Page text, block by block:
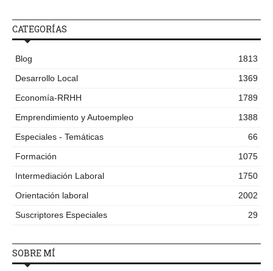
CATEGORÍAS
Blog
1813
Desarrollo Local
1369
Economía-RRHH
1789
Emprendimiento y Autoempleo
1388
Especiales - Temáticas
66
Formación
1075
Intermediación Laboral
1750
Orientación laboral
2002
Suscriptores Especiales
29
SOBRE MÍ